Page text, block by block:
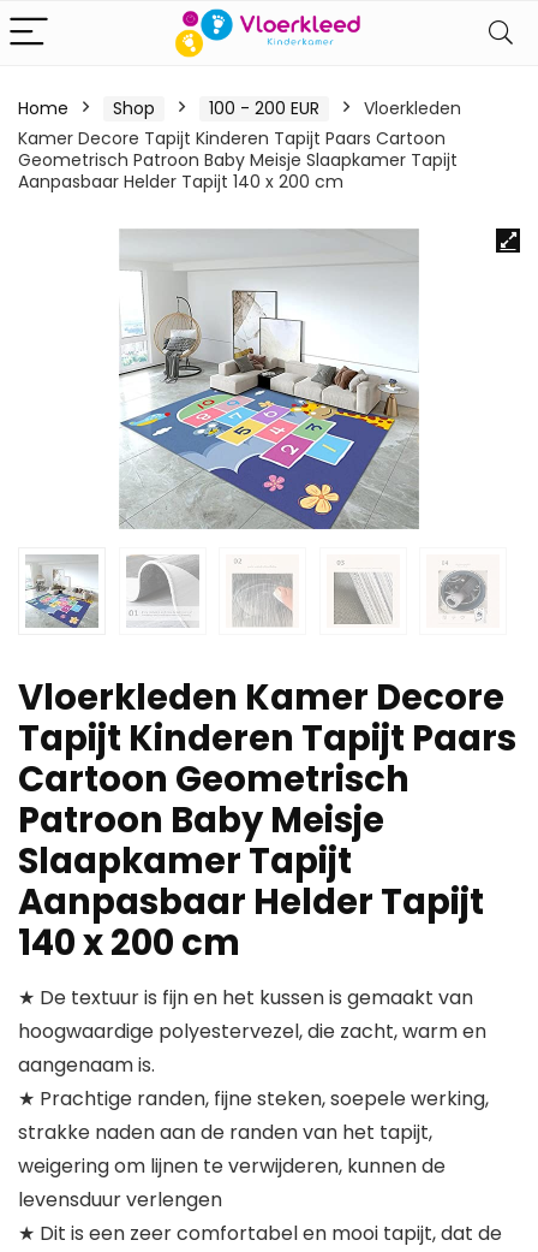
Home Shop 100 - 200 EUR
Vloerkleden
Kamer Decore Tapijt Kinderen Tapijt Paars Cartoon
Geometrisch Patroon Baby Meisje Slaapkamer Tapijt
Aanpasbaar Helder Tapijt 140 x 200 cm
Vloerkleden Kamer Decore
Tapijt Kinderen Tapijt Paars
Cartoon Geometrisch
Patroon Baby Meisje
Slaapkamer Tapijt
Aanpasbaar Helder Tapijt
140 x 200 cm
★ De textuur is fijn en het kussen is gemaakt van
hoogwaardige polyestervezel, die zacht, warm en
aangenaam is.
★ Prachtige randen, fijne steken, soepele werking,
strakke naden aan de randen van het tapijt,
weigering om lijnen te verwijderen, kunnen de
levensduur verlengen
★ Dit is een zeer comfortabel en mooi tapijt, dat de